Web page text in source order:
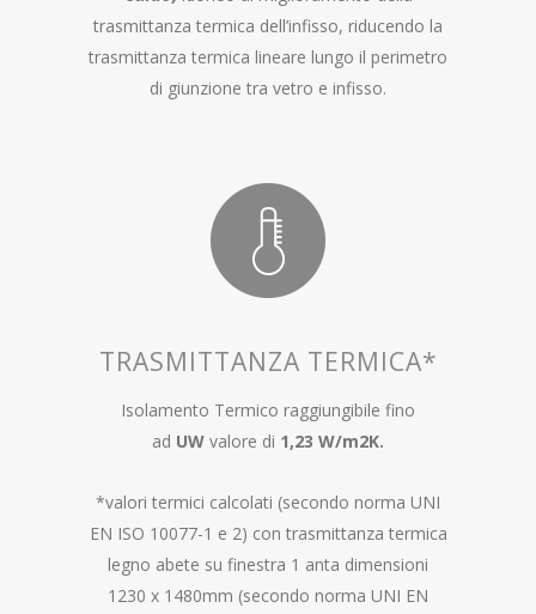
trasmittanza termica dell’infisso, riducendo la
trasmittanza termica lineare lungo il perimetro
di giunzione tra vetro e infisso.
TRASMITTANZA TERMICA*
Isolamento Termico raggiungibile fino
ad UW valore di 1,23 W/m2K.
*valori termici calcolati (secondo norma UNI
EN ISO 10077-1 e 2) con trasmittanza termica
legno abete su finestra 1 anta dimensioni
1230 x 1480mm (secondo norma UNI EN